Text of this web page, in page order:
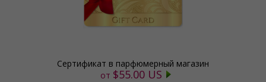
Сертификат в парфюмерный магазин
от $55.00 US